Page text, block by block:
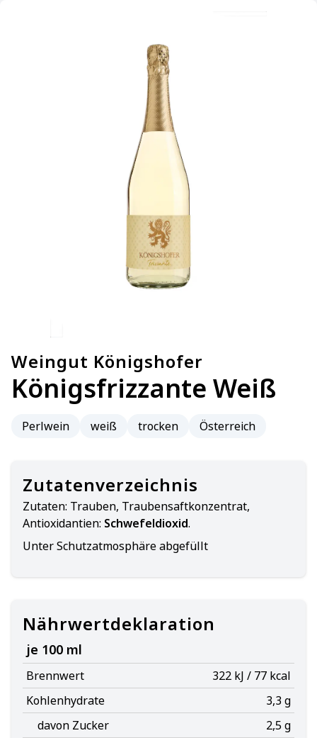
Weingut Königshofer
Königsfrizzante Weiß
Perlwein weiß trocken Österreich
Zutatenverzeichnis
Zutaten: Trauben, Traubensaftkonzentrat,
Antioxidantien: Schwefeldioxid.
Unter Schutzatmosphäre abgefüllt
Nährwertdeklaration
je 100 ml
Brennwert
322 kJ / 77 kcal
Kohlenhydrate
3,3 g
davon Zucker
2,5 g